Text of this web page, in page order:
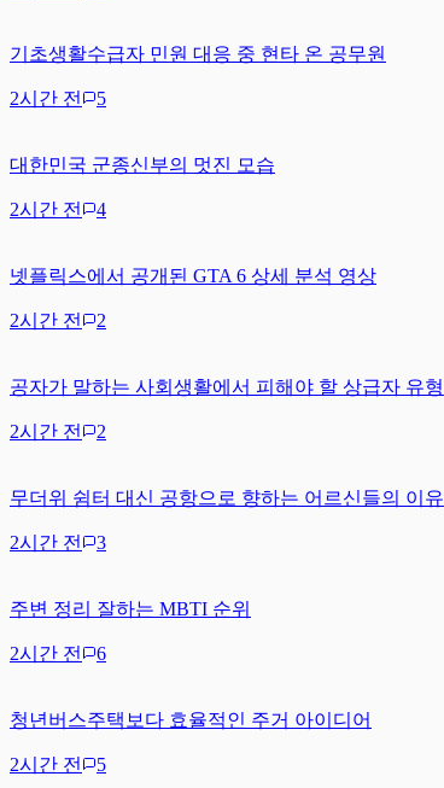
기초생활수급자 민원 대응 중 현타 온 공무원
2시간 전 5
대한민국 군종신부의 멋진 모습
2시간 전 4
넷플릭스에서 공개된 GTA 6 상세 분석 영상
2시간 전 2
공자가 말하는 사회생활에서 피해야 할 상급자 유형
2시간 전 2
무더위 쉼터 대신 공항으로 향하는 어르신들의 이유
2시간 전 3
주변 정리 잘하는 MBTI 순위
2시간 전 6
청년버스주택보다 효율적인 주거 아이디어
2시간 전 5